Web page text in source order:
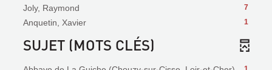
7
Joly, Raymond
1
Anquetin, Xavier
SUJET (MOTS CLÉS)